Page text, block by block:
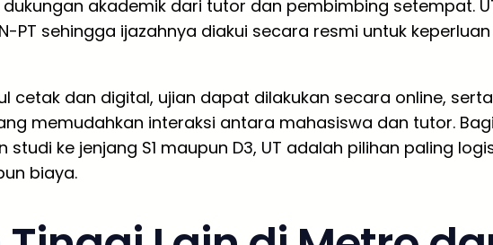
akademik dari tutor dan pembimbing setempat.
PT sehingga ijazahnya diakui secara resmi untuk keperluan
cetak dan digital, ujian dapat dilakukan secara online, serta
memudahkan interaksi antara mahasiswa dan tutor. Bagi
ke jenjang S1 maupun D3, UT adalah pilihan paling
biaya.